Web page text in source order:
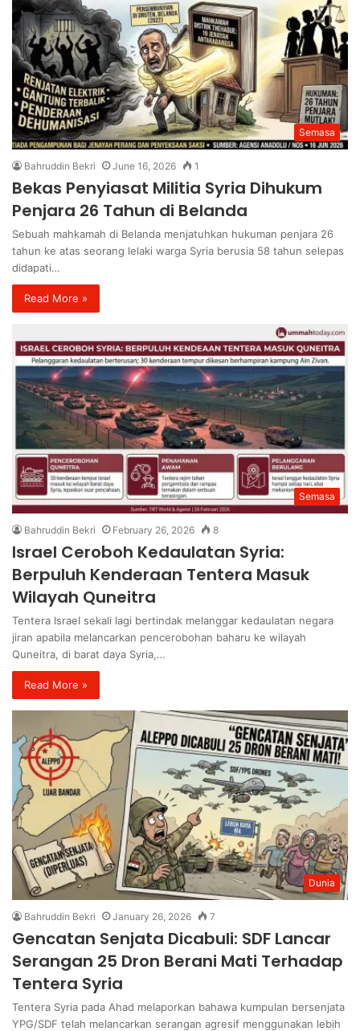
Semasa
Bahruddin Bekri June 16, 2026 1
Bekas Penyiasat Militia Syria Dihukum
Penjara 26 Tahun di Belanda
Sebuah mahkamah di Belanda menjatuhkan hukuman penjara 26
tahun ke atas seorang lelaki warga Syria berusia 58 tahun selepas
didapati…
Read More »
Semasa
Bahruddin Bekri February 26, 2026 8
Israel Ceroboh Kedaulatan Syria:
Berpuluh Kenderaan Tentera Masuk
Wilayah Quneitra
Tentera Israel sekali lagi bertindak melanggar kedaulatan negara
jiran apabila melancarkan pencerobohan baharu ke wilayah
Quneitra, di barat daya Syria,…
Read More »
Dunia
Bahruddin Bekri January 26, 2026 7
Gencatan Senjata Dicabuli: SDF Lancar
Serangan 25 Dron Berani Mati Terhadap
Tentera Syria
Tentera Syria pada Ahad melaporkan bahawa kumpulan bersenjata
YPG/SDF telah melancarkan serangan agresif menggunakan lebih